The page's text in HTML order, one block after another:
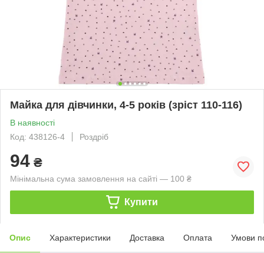
Майка для дівчинки, 4-5 років (зріст 110-116)
В наявності
Код: 438126-4
Роздріб
94 ₴
Мінімальна сума замовлення на сайті — 100 ₴
Купити
Опис Характеристики Доставка Оплата Умови